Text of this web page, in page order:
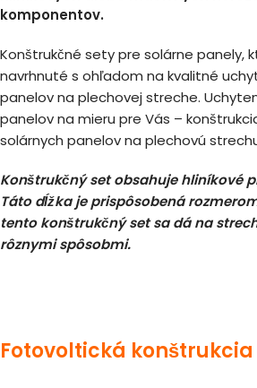
komponentov.
Konštrukčné sety pre solárne panely,
navrhnuté s ohľadom na kvalitné
panelov na plechovej streche.
panelov na mieru pre Vás –
solárnych panelov na plechovú
Konštrukčný set obsahuje hliníkové
Táto dĺžka je prispôsobená
tento konštrukčný set sa dá na
rôznymi spôsobmi.
Fotovoltická